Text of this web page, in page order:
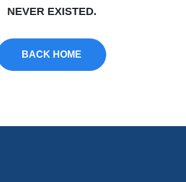
NEVER EXISTED.
BACK HOME